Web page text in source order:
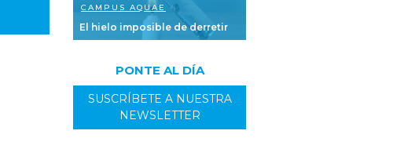
CAMPUS AQUAE
El hielo imposible de derretir
PONTE AL DÍA
SUSCRÍBETE A NUESTRA
NEWSLETTER